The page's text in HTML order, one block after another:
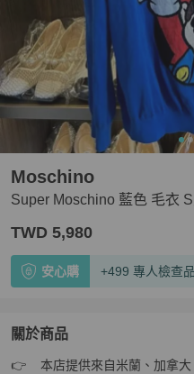
Super Moschino 藍色 毛衣
Moschino
TWD 5,980
安心購 +499 專人檢查
關於商品
關於 Super Moschino 藍色
👉    本店提供來自米蘭、加拿